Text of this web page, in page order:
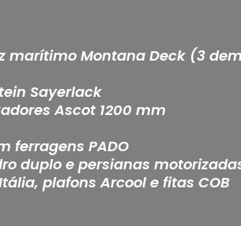
marítimo Montana Deck (3
Sayerlack
Ascot 1200 mm
ferragens PADO
duplo e persianas
plafons Arcool e fitas COB